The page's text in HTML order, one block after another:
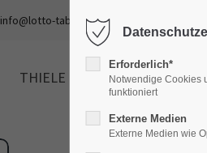
info@lotto-tabak-thiele.de
THIELE TABAK
Erforderlich*
Notwendige Cookies
funktioniert
Externe Medien
Externe Medien wie